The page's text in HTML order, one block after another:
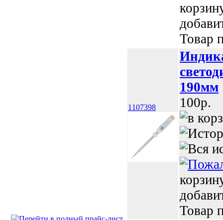
Товар
1107398
190мм
100p.
Товар